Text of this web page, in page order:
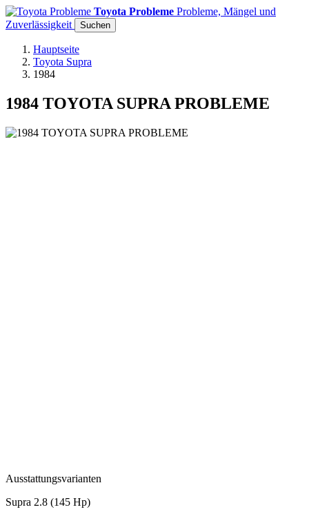
Toyota Probleme Probleme, Mängel und
Zuverlässigkeit
Suchen
Hauptseite
Toyota Supra
1984
1984 TOYOTA SUPRA PROBLEME
Ausstattungsvarianten
Supra 2.8 (145 Hp)